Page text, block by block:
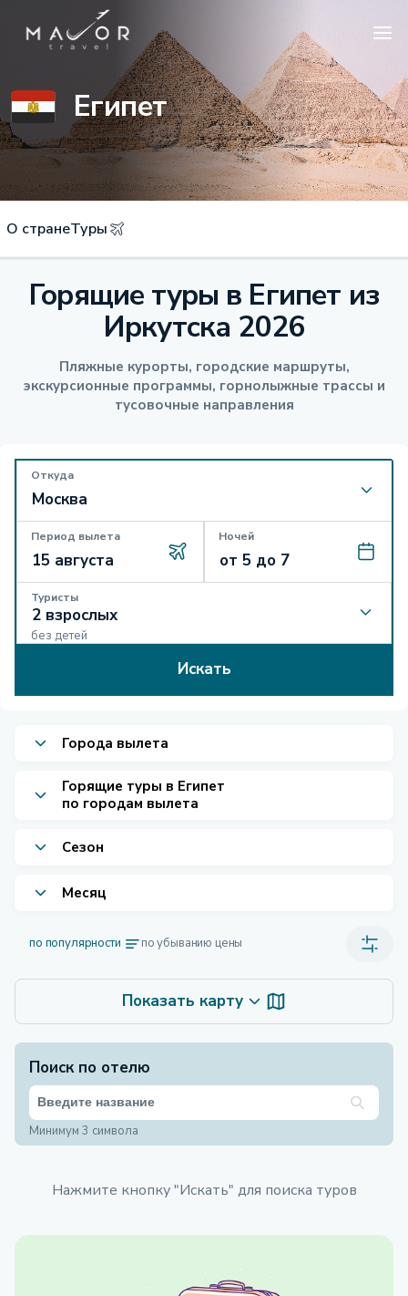
Египет
О странеТуры
Горящие туры в Египет из
Иркутска 2026
Пляжные курорты, городские маршруты,
экскурсионные программы, горнолыжные трассы и
тусовочные направления
Откуда
Период вылета Ночей
Туристы
без детей
Искать
Города вылета
Горящие туры в Египет
по городам вылета
Сезон
Месяц
по популярности по убыванию цены
Показать карту
Поиск по отелю
Минимум 3 символа
Нажмите кнопку "Искать" для поиска туров